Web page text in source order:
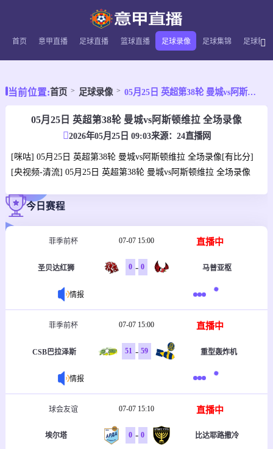
首页 意甲直播 足球直播 篮球直播 足球录像 足球集锦 足球新闻
当前位置:首页 足球录像 05月25日 英超第38轮 曼城vs阿斯顿维拉 全场录像
05月25日 英超第38轮 曼城vs阿斯顿维拉 全场录像
2026年05月25日 09:03来源： 24直播网
[咪咕] 05月25日 英超第38轮 曼城vs阿斯顿维拉 全场录像[有比分]
[央视频-清流] 05月25日 英超第38轮 曼城vs阿斯顿维拉 全场录像
今日赛程
菲季前杯 07-07 15:00 直播中
圣贝达红狮 0 - 0 马普亚枢
情报
菲季前杯 07-07 15:00 直播中
CSB巴拉泽斯 51 - 59 重型轰炸机
情报
球会友谊 07-07 15:10 直播中
埃尔塔 0 - 0 比达耶路撒冷